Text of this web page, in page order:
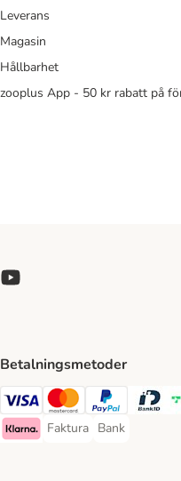
Leverans
Magasin
Hållbarhet
zooplus App - 50 kr rabatt på
Betalningsmetoder
Visa Payment Method
Mastercard Payment
PayPal Payment
BankID
Klarna Payment Method
Faktura
Faktura Payment Method
Bank
Bank Payment